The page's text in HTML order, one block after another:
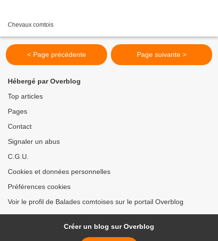
Chevaux comtois
< Page précédente Page suivante >
Hébergé par Overblog
Top articles
Pages
Contact
Signaler un abus
C.G.U.
Cookies et données personnelles
Préférences cookies
Voir le profil de Balades comtoises sur le portail Overblog
Créer un blog sur Overblog